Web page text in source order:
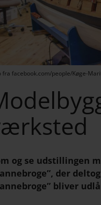
fra facebook.com/people/Køge-
og se udstillingen
der
bliver